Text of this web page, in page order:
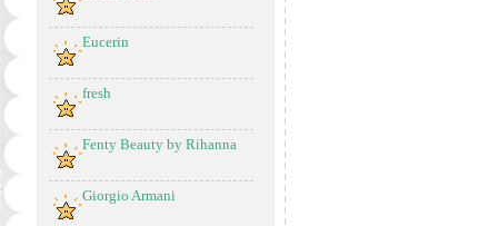
Eucerin
fresh
Fenty Beauty by Rihanna
Giorgio Armani